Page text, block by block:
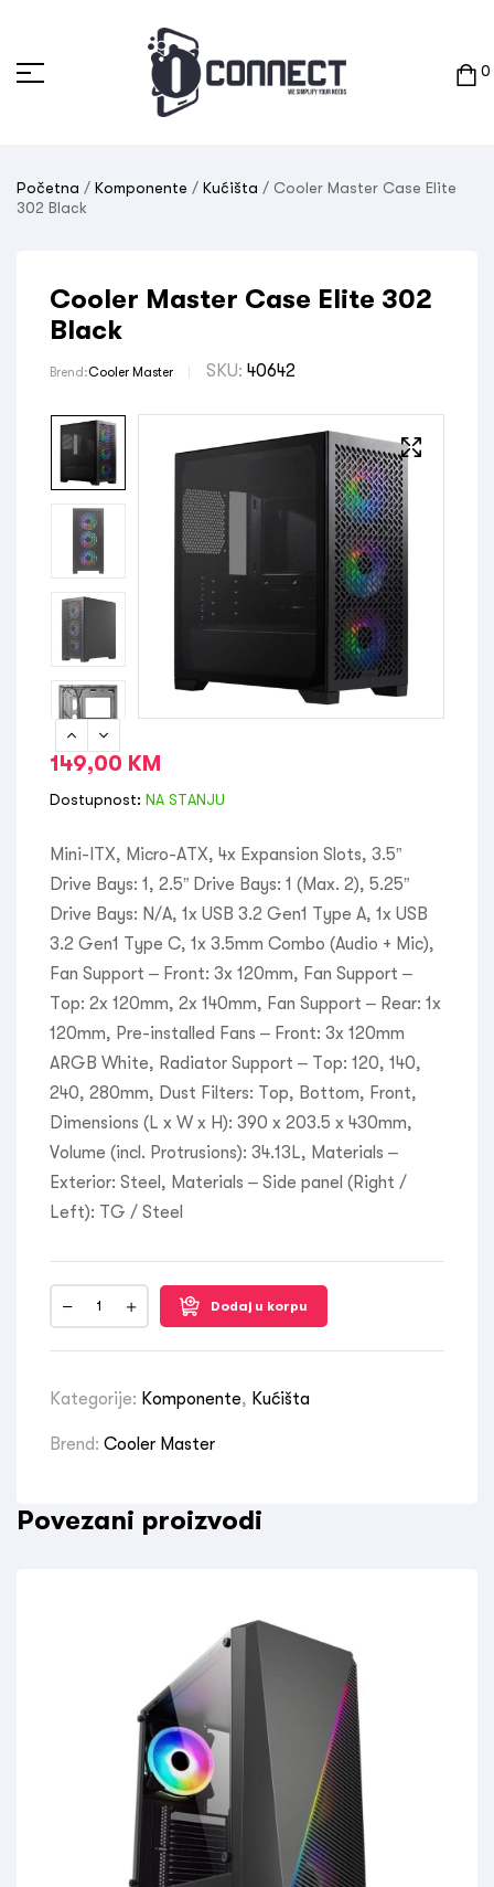
0
Početna / Komponente / Kućišta / Cooler Master Case Elite
302 Black
Cooler Master Case Elite 302
Black
Brend:Cooler Master SKU: 40642
149,00 KM
Dostupnost: NA STANJU
Mini-ITX, Micro-ATX, 4x Expansion Slots, 3.5”
Drive Bays: 1, 2.5” Drive Bays: 1 (Max. 2), 5.25”
Drive Bays: N/A, 1x USB 3.2 Gen1 Type A, 1x USB
3.2 Gen1 Type C​, 1x 3.5mm Combo (Audio + Mic)​,
Fan Support – Front: 3x 120mm, Fan Support –
Top: 2x 120mm, 2x 140mm, Fan Support – Rear: 1x
120mm, Pre-installed Fans – Front: 3x 120mm
ARGB White, Radiator Support – Top: 120, 140,
240, 280mm, Dust Filters: Top, Bottom, Front,
Dimensions (L x W x H): 390 x 203.5 x 430mm,
Volume (incl. Protrusions): 34.13L, Materials –
Exterior: Steel, Materials – Side panel (Right /
Left): TG / Steel
Dodaj u korpu
Kategorije: Komponente, Kućišta
Brend: Cooler Master
Povezani proizvodi